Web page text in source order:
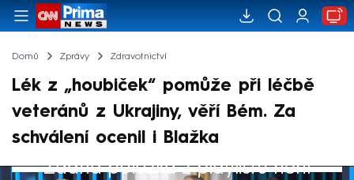
Domů Zprávy Zdravotnictví
Lék z „houbiček“ pomůže při léčbě
veteránů z Ukrajiny, věří Bém. Za
schválení ocenil i Blažka
Žádná položka z playlistu není